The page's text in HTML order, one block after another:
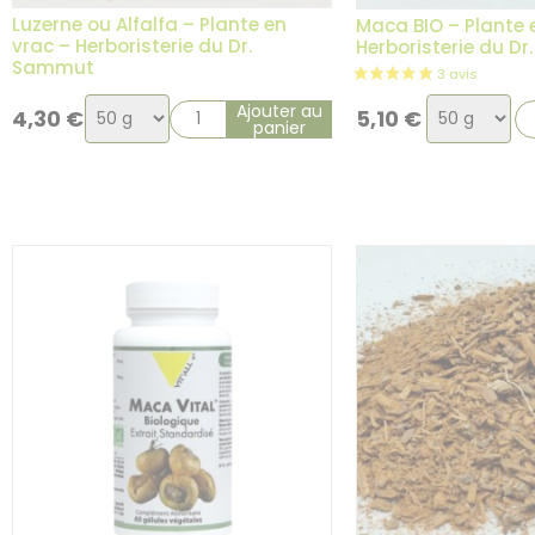
Luzerne ou Alfalfa – Plante en
vrac – Herboristerie du Dr.
Sammut
4,30 €Choix
de
Ajouter au
panier
Maca BIO – Plante
Herboristerie du
5,10 € Choix
de